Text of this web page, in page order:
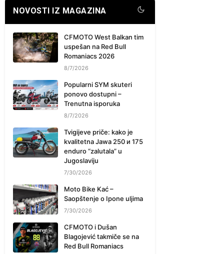
NOVOSTI IZ MAGAZINA
CFMOTO West Balkan tim
uspešan na Red Bull
Romaniacs 2026
8/7/2026
Popularni SYM skuteri
ponovo dostupni –
Trenutna isporuka
8/7/2026
Tvigijeve priče: kako je
kvalitetna Jawa 250 и 175
enduro “zalutala” u
Jugoslaviju
7/30/2026
Moto Bike Kać –
Saopštenje o Ipone uljima
7/30/2026
CFMOTO i Dušan
Blagojević takmiče se na
Red Bull Romaniacs